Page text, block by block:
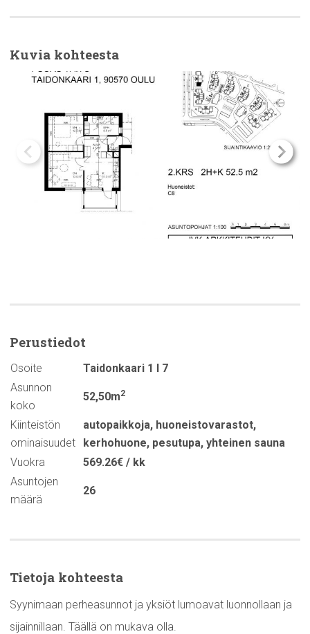
Kuvia kohteesta
Perustiedot
Osoite
Taidonkaari 1 I 7
Asunnon
koko
52,50m2
Kiinteistön
ominaisuudet
autopaikkoja, huoneistovarastot,
kerhohuone, pesutupa, yhteinen sauna
Vuokra
569.26€ / kk
Asuntojen
määrä
26
Tietoja kohteesta
Syynimaan perheasunnot ja yksiöt lumoavat luonnollaan ja
sijainnillaan. Täällä on mukava olla.